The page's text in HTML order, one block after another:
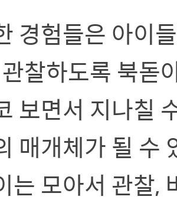
경험들은 아이
찰하도록 북돋
보면서 지나칠
매개체가 될 수
는 모아서 관찰,